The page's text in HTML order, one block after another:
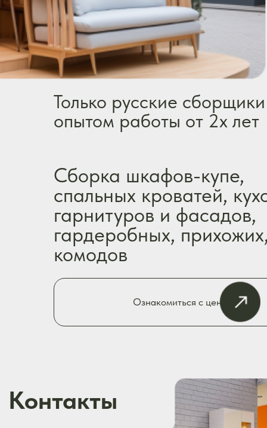
ОБЩЕСТВО С ОГРАНИЧЕННОЙ ОТВЕТСТВЕННОСТЬЮ "МИРОНОВ"
Юридический адрес организации
121609, РОССИЯ, Г МОСКВА, Б-Р ОСЕННИЙ, Д 4, ЭТ/ПОМ 1/I, КОМ. 21А
ИНН 9731109296 КПП 773101001 ОГРН/ОГРНИП 1237700078186 Расчетный счет
40702810610001557511
Банк АО "ТИНЬКОФФ БАНК" ИНН банка 7710140679 БИК банка 044525974
Корреспондентский счет банка 30101810145250000974 Юридический адрес банка
Москва, 127287, ул. Хуторская 2-я, д. 38А, стр. 26